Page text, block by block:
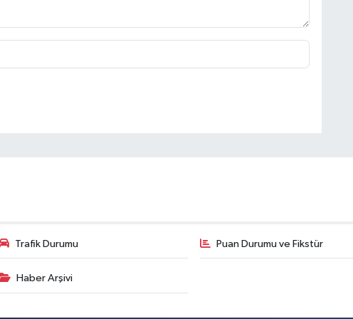
Trafik Durumu Puan Durumu ve Fikstür
Haber Arşivi